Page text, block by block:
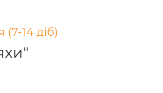
(7-14 діб)